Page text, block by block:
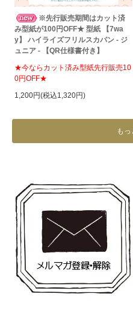
※先行販売期間はカット済
み型紙が100円OFF★ 型紙 【7wa
y】 ハイライズフリルスカパン - ジ
ュニア - 【QR仕様書付き】
★今ならカット済み型紙先行販売10
0円OFF★
1,200円(税込1,320円)
も